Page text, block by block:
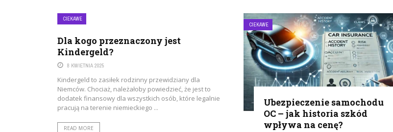
CIEKAWE
Dla kogo przeznaczony jest
Kindergeld?
8 KWIETNIA 2025
Kindergeld to zasiłek rodzinny przewidziany dla
Niemców. Chociaż, należałoby powiedzieć, że jest to
dodatek finansowy dla wszystkich osób, które legalnie
pracują na terenie niemieckiego ...
READ MORE
CIEKAWE
Ubezpieczenie samochodu
OC – jak historia szkód
wpływa na cenę?